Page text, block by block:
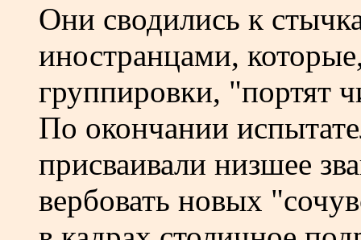
Они сводились к
иностранцами,
группировки, "портят
По окончании
присваивали низшее
вербовать новых